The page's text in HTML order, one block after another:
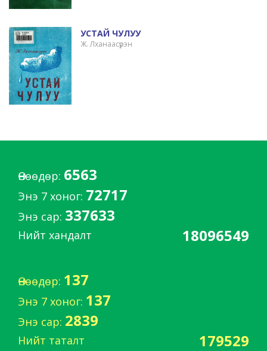
УСТАЙ ЧУЛУУ
Ж. Лханаасүрэн
Өнөөдөр: 6563
Энэ 7 хоног: 72717
Энэ сар: 337633
Нийт хандалт 18096549
Өнөөдөр: 137
Энэ 7 хоног: 137
Энэ сар: 2839
Нийт таталт 179529